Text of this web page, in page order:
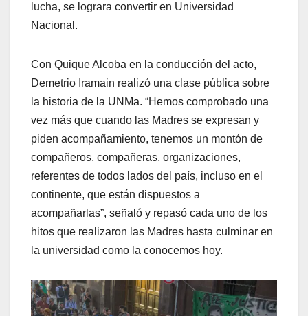
lucha, se lograra convertir en Universidad
Nacional.
Con Quique Alcoba en la conducción del acto,
Demetrio Iramain realizó una clase pública sobre
la historia de la UNMa. “Hemos comprobado una
vez más que cuando las Madres se expresan y
piden acompañamiento, tenemos un montón de
compañeros, compañeras, organizaciones,
referentes de todos lados del país, incluso en el
continente, que están dispuestos a
acompañarlas”, señaló y repasó cada uno de los
hitos que realizaron las Madres hasta culminar en
la universidad como la conocemos hoy.